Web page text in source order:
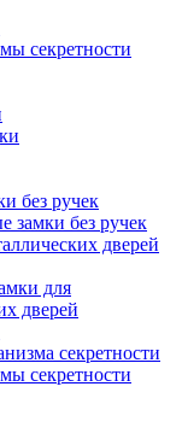
секретности
без ручек
замки без ручек
дверей
для
дверей
секретности
секретности